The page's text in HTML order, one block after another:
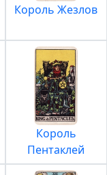
Король Жезлов
Король
Пентаклей